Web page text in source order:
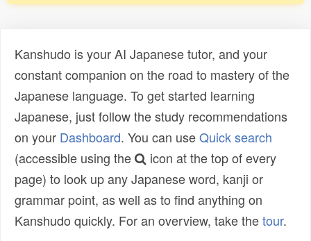
Kanshudo is your AI Japanese tutor, and your
constant companion on the road to mastery of the
Japanese language. To get started learning
Japanese, just follow the study recommendations
on your Dashboard. You can useQuick search
(accessible using the
icon at the top of every
page) to look up any Japanese word, kanji or
grammar point, as well as to find anything on
Kanshudo quickly. For an overview, take thetour.